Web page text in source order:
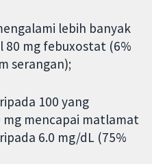
lebih banyak
80 mg febuxostat (6%
serangan);
100 yang
mencapai matlamat
6.0 mg/dL (75%